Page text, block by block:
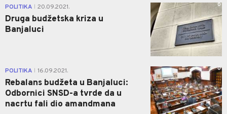
POLITIKA 20.09.2021.
Druga budžetska kriza u
Banjaluci
0
POLITIKA 16.09.2021.
Rebalans budžeta u Banjaluci:
Odbornici SNSD-a tvrde da u
nacrtu fali dio amandmana
0